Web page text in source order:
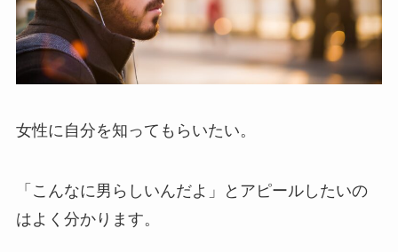
女性に自分を知ってもらいたい。
「こんなに男らしいんだよ」とアピールしたいの
はよく分かります。